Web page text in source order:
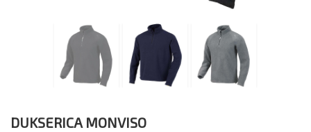
DUKSERICA MONVISO